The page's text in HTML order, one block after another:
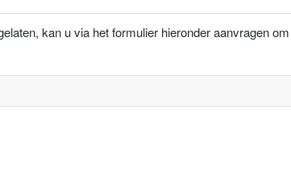
kan u via het formulier hieronder aanvragen